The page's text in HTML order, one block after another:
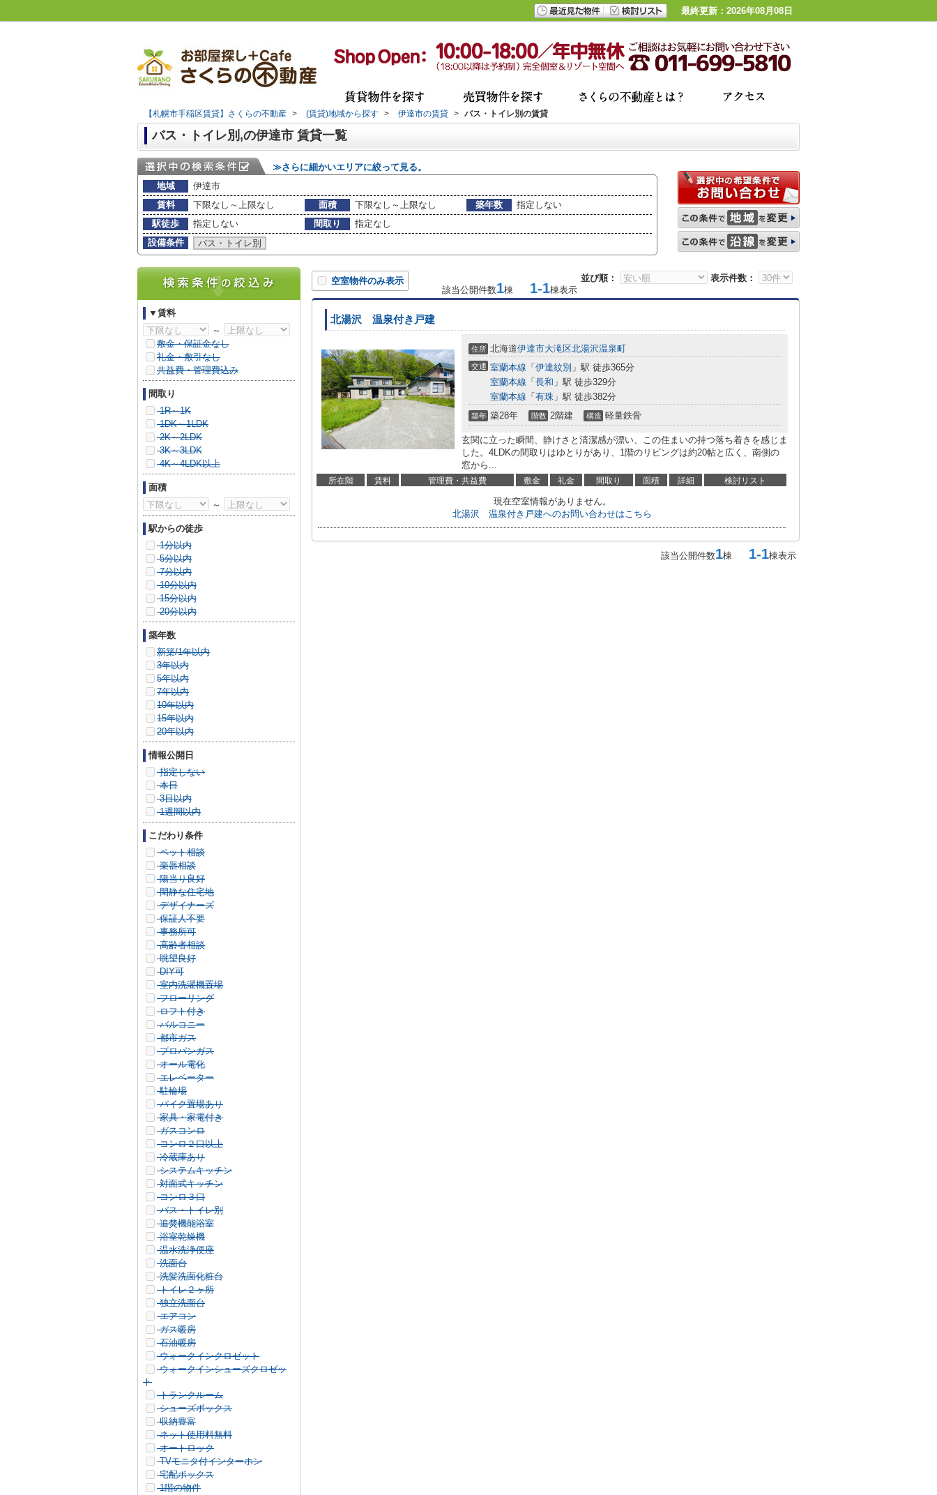
最終更新：2026年08月08日
【札幌市手稲区賃貸】さくらの不動産 > (賃貸)地域から探す > 伊達市の賃貸 > バス・トイレ別の賃貸
バス・トイレ別,の伊達市 賃貸一覧
≫さらに細かいエリアに絞って見る。
地域
伊達市
賃料
下限なし～上限なし 面積 下限なし～上限なし 築年数
指定しない
駅徒歩
指定しない 間取り
指定なし
設備条件
バス・トイレ別
並び順： 表示件数：
空室物件のみ表示
該当公開件数1棟 1-1棟表示
北湯沢 温泉付き戸建
住所 北海道伊達市大滝区北湯沢温泉町
交通 室蘭本線 「 伊達紋別 」駅 徒歩365分
室蘭本線 「 長和 」駅 徒歩329分
室蘭本線 「 有珠 」駅 徒歩382分
築年 築28年 階数 2階建 構造 軽量鉄骨
玄関に立った瞬間、静けさと清潔感が漂い、この住まいの持つ落ち着きを感じま
した。4LDKの間取りはゆとりがあり、1階のリビングは約20帖と広く、南側の
窓から...
所在階 賃料 管理費・共益費 敷金 礼金 間取り 面積 詳細 検討リスト
現在空室情報がありません。
北湯沢 温泉付き戸建へのお問い合わせはこちら
該当公開件数1棟 1-1棟表示
▼賃料
～
敷金・保証金なし
礼金・敷引なし
共益費・管理費込み
間取り
1R～1K
1DK～1LDK
2K～2LDK
3K～3LDK
4K～4LDK以上
面積
～
駅からの徒歩
1分以内
5分以内
7分以内
10分以内
15分以内
20分以内
築年数
新築/1年以内
3年以内
5年以内
7年以内
10年以内
15年以内
20年以内
情報公開日
指定しない
本日
3日以内
1週間以内
こだわり条件
ペット相談
楽器相談
陽当り良好
閑静な住宅地
デザイナーズ
保証人不要
事務所可
高齢者相談
眺望良好
DIY可
室内洗濯機置場
フローリング
ロフト付き
バルコニー
都市ガス
プロパンガス
オール電化
エレベーター
駐輪場
バイク置場あり
家具・家電付き
ガスコンロ
コンロ２口以上
冷蔵庫あり
システムキッチン
対面式キッチン
コンロ３口
バス・トイレ別
追焚機能浴室
浴室乾燥機
温水洗浄便座
洗面台
洗髪洗面化粧台
トイレ２ヶ所
独立洗面台
エアコン
ガス暖房
石油暖房
ウォークインクロゼット
ウォークインシューズクロゼッ
ト
トランクルーム
シューズボックス
収納豊富
ネット使用料無料
オートロック
TVモニタ付インターホン
宅配ボックス
1階の物件